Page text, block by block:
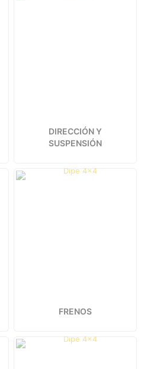
DIRECCIÓN Y
SUSPENSIÓN
FRENOS